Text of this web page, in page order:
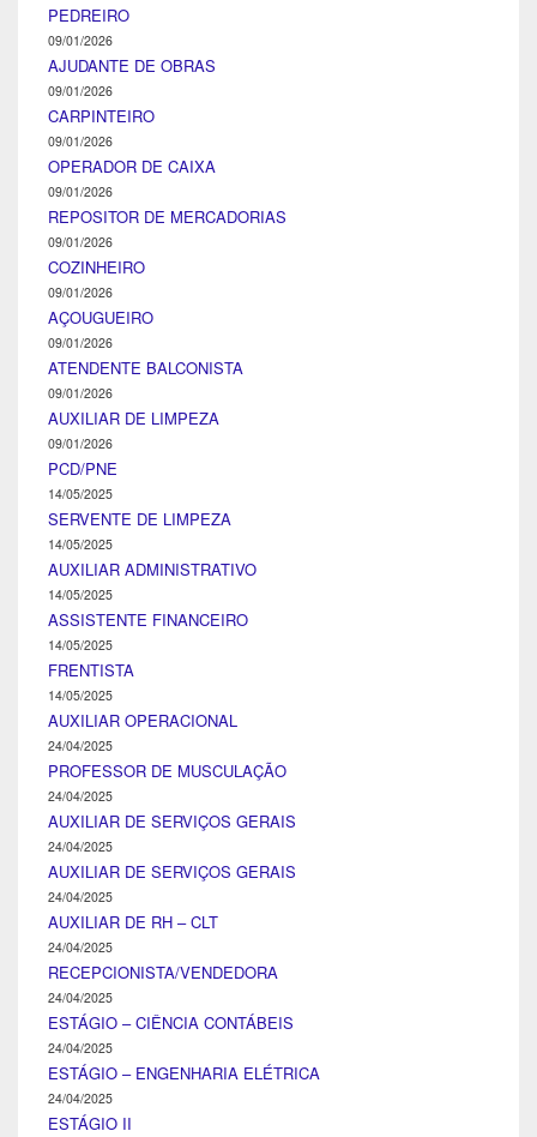
PEDREIRO
09/01/2026
AJUDANTE DE OBRAS
09/01/2026
CARPINTEIRO
09/01/2026
OPERADOR DE CAIXA
09/01/2026
REPOSITOR DE MERCADORIAS
09/01/2026
COZINHEIRO
09/01/2026
AÇOUGUEIRO
09/01/2026
ATENDENTE BALCONISTA
09/01/2026
AUXILIAR DE LIMPEZA
09/01/2026
PCD/PNE
14/05/2025
SERVENTE DE LIMPEZA
14/05/2025
AUXILIAR ADMINISTRATIVO
14/05/2025
ASSISTENTE FINANCEIRO
14/05/2025
FRENTISTA
14/05/2025
AUXILIAR OPERACIONAL
24/04/2025
PROFESSOR DE MUSCULAÇÃO
24/04/2025
AUXILIAR DE SERVIÇOS GERAIS
24/04/2025
AUXILIAR DE SERVIÇOS GERAIS
24/04/2025
AUXILIAR DE RH – CLT
24/04/2025
RECEPCIONISTA/VENDEDORA
24/04/2025
ESTÁGIO – CIÊNCIA CONTÁBEIS
24/04/2025
ESTÁGIO – ENGENHARIA ELÉTRICA
24/04/2025
ESTÁGIO II